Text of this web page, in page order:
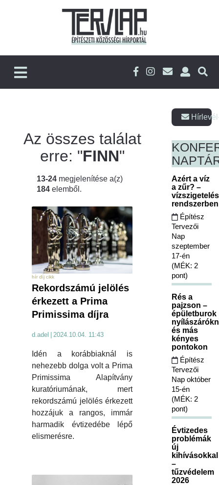
Az összes találat
erre: "FINN"
13-24 megjelenítése a(z)
184 elemből.
hír díj cikk
Rekordszámú jelölés
érkezett a Prima
Primissima díjra
d.adel 2024.10.04. 11:43
Idén a korábbiaknál is
nehezebb dolga volt a Prima
Primissima Alapítvány
kuratóriumának, mert
rekordszámú jelölés érkezett
hozzájuk a rangos, immár
harmadik évtizedébe lépő
elismerésre.
Azért a víz
a zűr? –
Építész
Tervezői
Nap
szeptember
17-én
(MÉK: 2
pont)
Rés a
pajzson –
épületburok
és más
kényes
pontokon
Építész
Tervezői
Nap október
15-én
(MÉK: 2
pont)
Évtizedes
problémák
új
kihívásokkal
–
tűzvédelem
2026